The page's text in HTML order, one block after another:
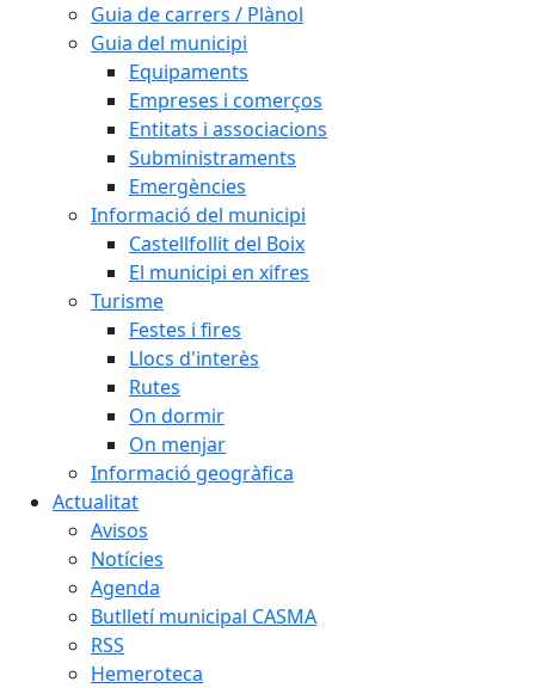
Guia de carrers / Plànol
Guia del municipi
Equipaments
Empreses i comerços
Entitats i associacions
Subministraments
Emergències
Informació del municipi
Castellfollit del Boix
El municipi en xifres
Turisme
Festes i fires
Llocs d'interès
Rutes
On dormir
On menjar
Informació geogràfica
Actualitat
Avisos
Notícies
Agenda
Butlletí municipal CASMA
RSS
Hemeroteca